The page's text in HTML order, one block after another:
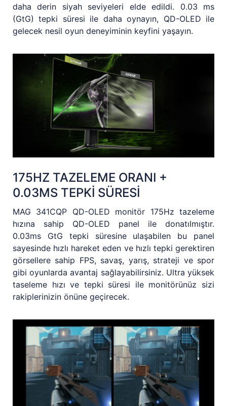
daha derin siyah seviyeleri elde edildi. 0.03 ms
(GtG) tepki süresi ile daha oynayın, QD-OLED ile
gelecek nesil oyun deneyiminin keyfini yaşayın.
175HZ TAZELEME ORANI +
0.03MS TEPKİ SÜRESİ
MAG 341CQP QD-OLED monitör 175Hz tazeleme
hızına sahip QD-OLED panel ile donatılmıştır.
0.03ms GtG tepki süresine ulaşabilen bu panel
sayesinde hızlı hareket eden ve hızlı tepki gerektiren
görsellere sahip FPS, savaş, yarış, strateji ve spor
gibi oyunlarda avantaj sağlayabilirsiniz. Ultra yüksek
taseleme hızı ve tepki süresi ile monitörünüz sizi
rakiplerinizin önüne geçirecek.